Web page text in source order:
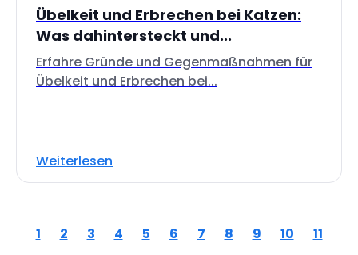
Übelkeit und Erbrechen bei Katzen:
Was dahintersteckt und...
Erfahre Gründe und Gegenmaßnahmen für
Übelkeit und Erbrechen bei...
Weiterlesen
1 2 3 4 5 6 7 8 9 10 11